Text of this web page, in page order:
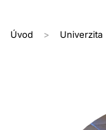
Úvod Univerzita